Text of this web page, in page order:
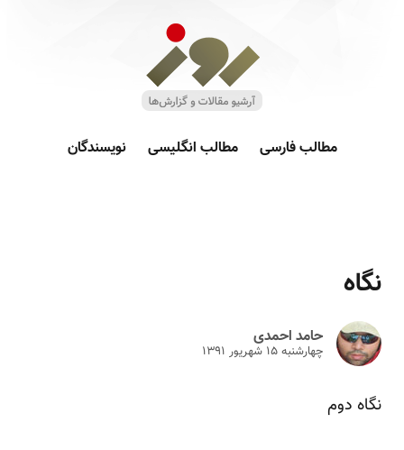
مطالب فارسی مطالب انگلیسی نویسندگان
نگاه
حامد احمدی
چهارشنبه ۱۵ شهريور ۱۳۹۱
نگاه دوم